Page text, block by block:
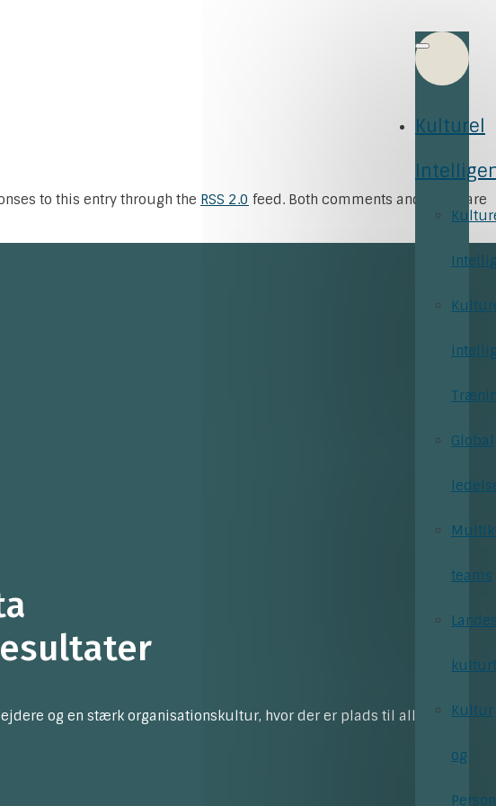
Kulturel
Global
teams
Kultur
og
to this entry through the RSS 2.0 feed. Both comments and pings are
og en stærk organisationskultur, hvor der er plads til alle